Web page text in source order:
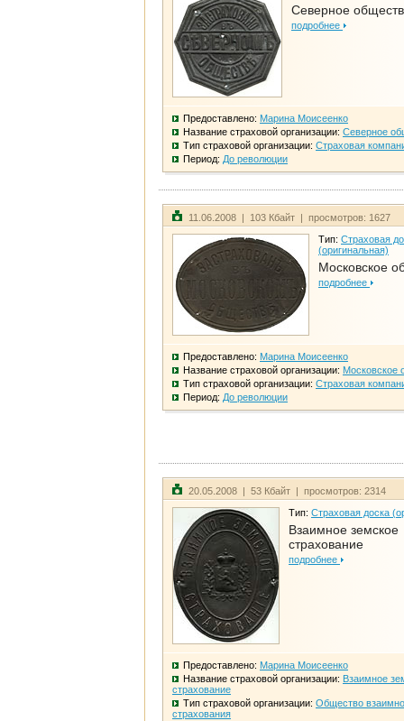
Северное
подробнее
Предоставлено: Марина Моисеенко
Название страховой организации: Северное
Тип страховой организации: Страховая
Период: До революции
11.06.2008 | 103 Кбайт | просмотров: 1627
Тип: Страховая
(оригинальная)
Московское
подробнее
Предоставлено: Марина Моисеенко
Название страховой организации: Московское
Тип страховой организации: Страховая
Период: До революции
20.05.2008 | 53 Кбайт | просмотров: 2314
Тип: Страховая доска
Взаимное земское
страхование
подробнее
Предоставлено: Марина Моисеенко
Название страховой организации: Взаимное
страхование
Тип страховой организации: Общество
страхования